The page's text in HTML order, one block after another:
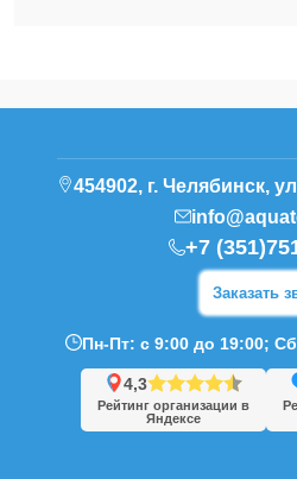
454902, г. Челябинск,
+7
Заказать
Пн-Пт: с 9:00 до 19:00;
4,3
Рейтинг организации в
Яндексе